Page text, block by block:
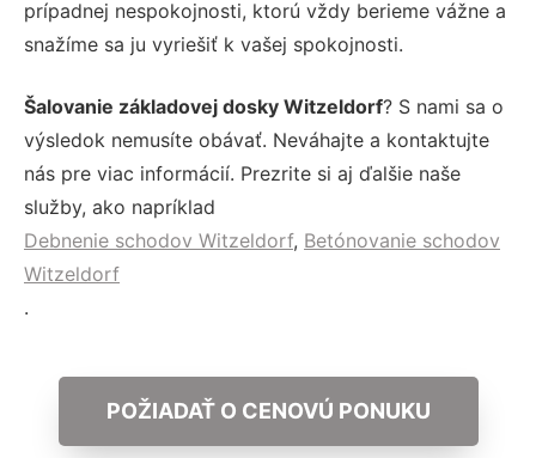
prípadnej nespokojnosti, ktorú vždy berieme vážne a
snažíme sa ju vyriešiť k vašej spokojnosti.
Šalovanie základovej dosky Witzeldorf? S nami sa o
výsledok nemusíte obávať. Neváhajte a kontaktujte
nás pre viac informácií. Prezrite si aj ďalšie naše
služby, ako napríklad
Debnenie schodov Witzeldorf, Betónovanie schodov
Witzeldorf
.
POŽIADAŤ O CENOVÚ PONUKU